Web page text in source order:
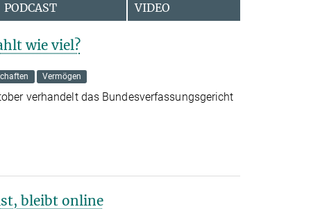
PODCAST VIDEO
wie viel?
Vermögen
verhandelt das Bundesverfassungsgericht
bleibt online